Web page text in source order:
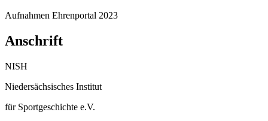
Aufnahmen Ehrenportal 2023
Anschrift
NISH
Niedersächsisches Institut
für Sportgeschichte e.V.